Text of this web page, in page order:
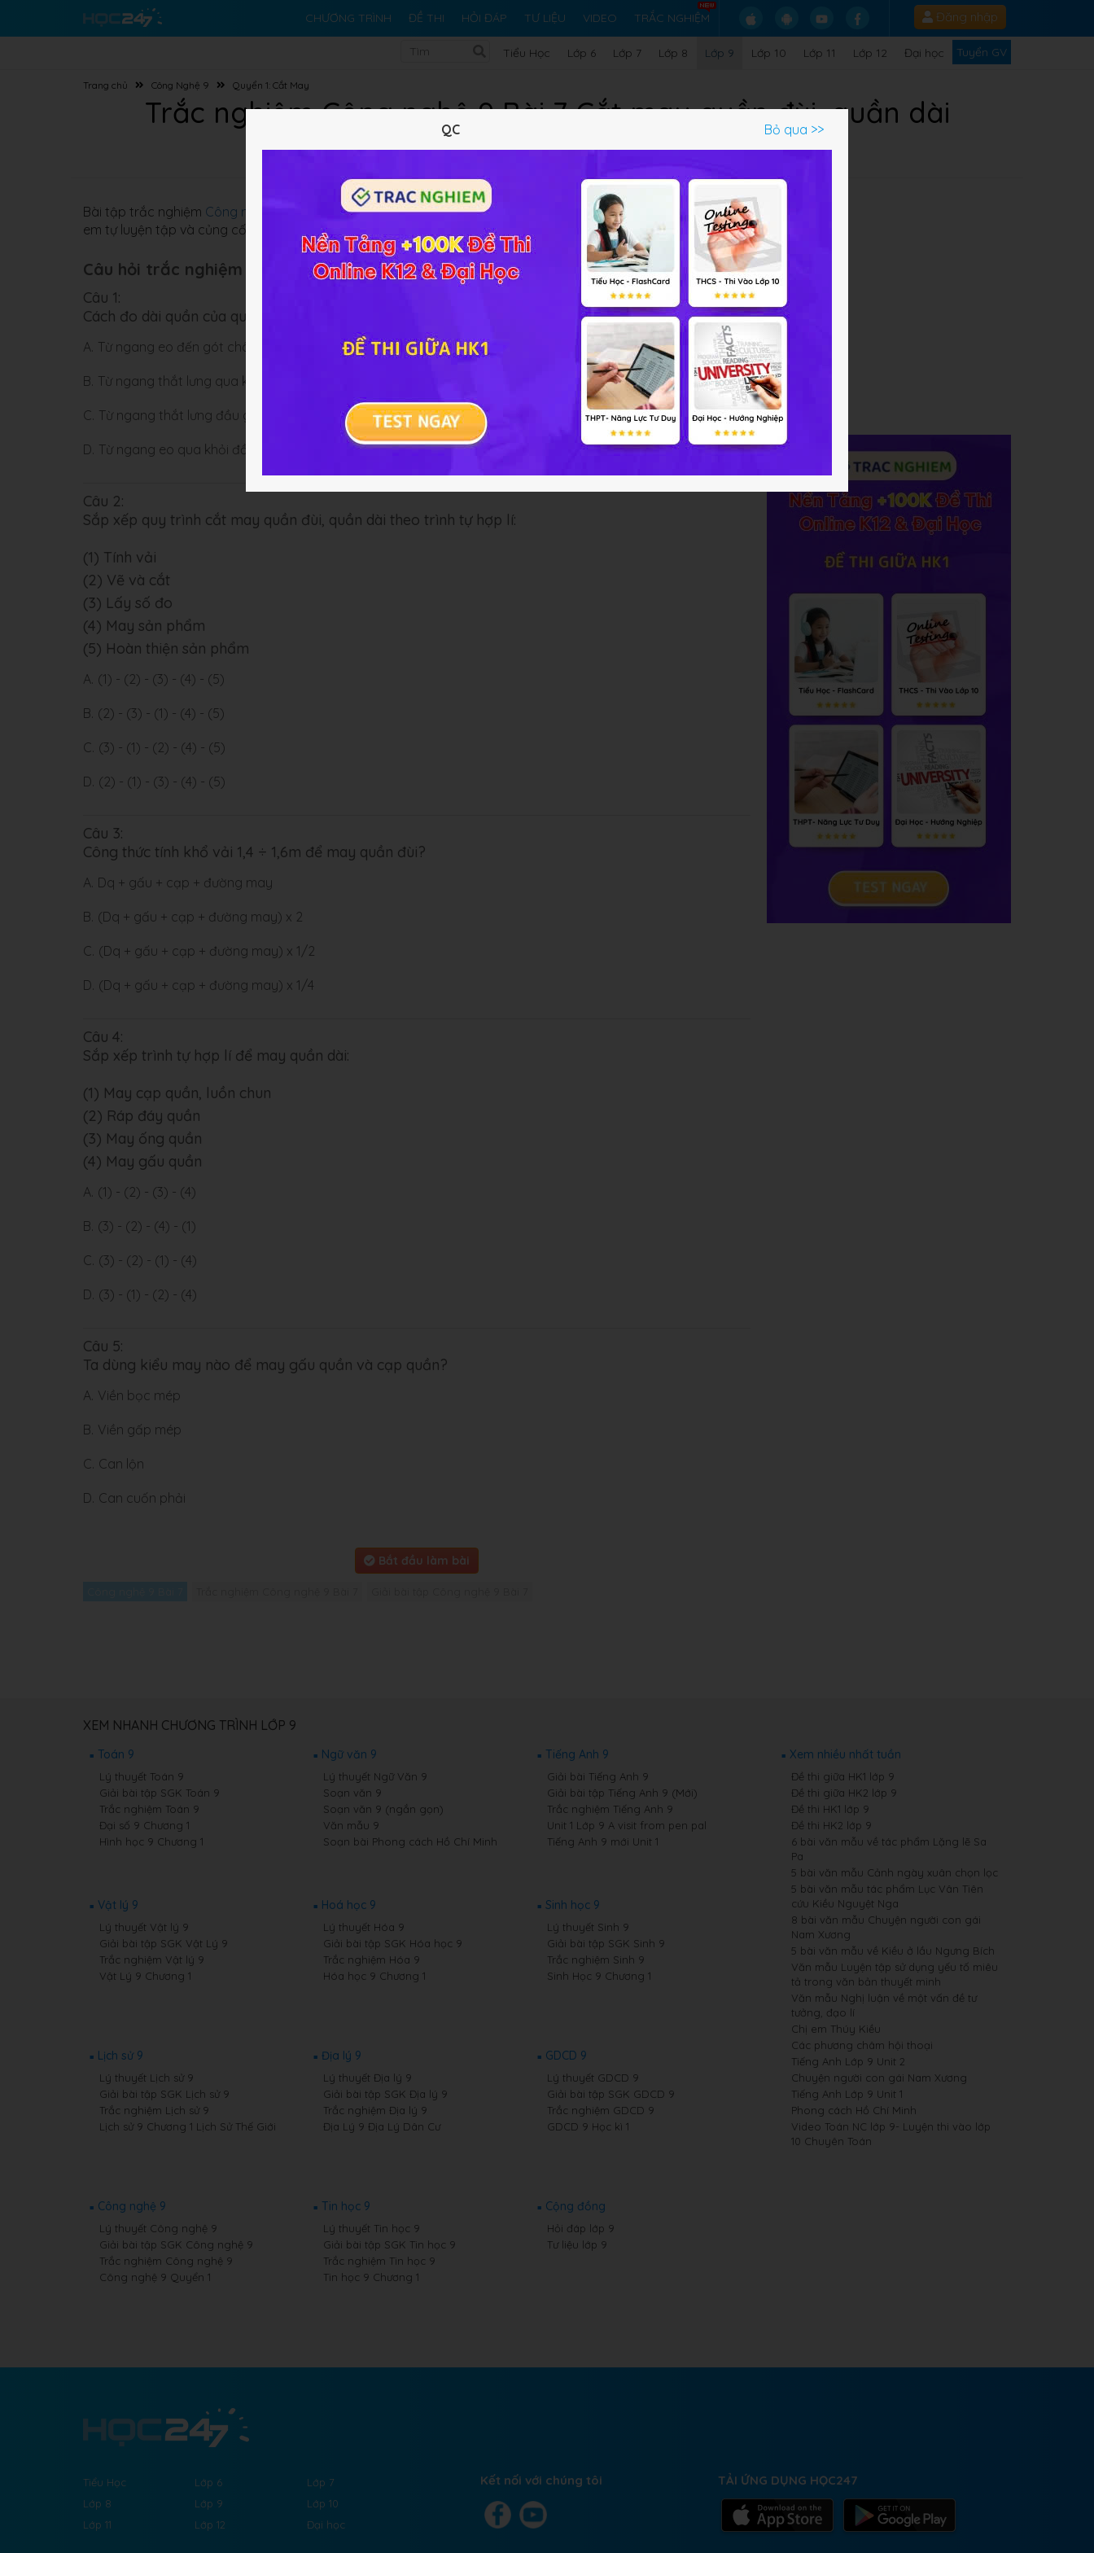
CHƯƠNG TRÌNH ĐỀ THI HỎI ĐÁP TƯ LIỆU VIDEO TRẮC NGHIỆM Đăng nhập
Tiểu Học Lớp 6 Lớp 7 Lớp 8 Lớp 9 Lớp 10 Lớp 11 Lớp 12 Đại học Tuyển GV
Trang chủ Công Nghệ 9 Quyển 1: Cắt May
Trắc nghiệm Công nghệ 9 Bài 7 Cắt may quần đùi, quần dài
Bài tập trắc nghiệm Công nghệ 9 Bài 7 Cắt may quần đùi, quần dài
online đầy đủ đáp án và lời giải giúp các
em tự luyện tập và củng cố kiến thức bài học.
Câu hỏi trắc nghiệm (5 câu):
Câu 1:
Cách đo dài quần của quần đùi là?
A. Từ ngang eo đến gót chân
B. Từ ngang thắt lưng qua khỏi mông khoảng 5cm
C. Từ ngang thắt lưng đầu gối
D. Từ ngang eo qua khỏi đầu gối khoảng 5cm
Câu 2:
Sắp xếp quy trình cắt may quần đùi, quần dài theo trình tự hợp lí:
(1) Tính vải
(2) Vẽ và cắt
(3) Lấy số đo
(4) May sản phẩm
(5) Hoàn thiện sản phẩm
A. (1) - (2) - (3) - (4) - (5)
B. (2) - (3) - (1) - (4) - (5)
C. (3) - (1) - (2) - (4) - (5)
D. (2) - (1) - (3) - (4) - (5)
Câu 3:
Công thức tính khổ vải 1,4 ÷ 1,6m để may quần đùi?
A. Dq + gấu + cạp + đường may
B. (Dq + gấu + cạp + đường may) x 2
C. (Dq + gấu + cạp + đường may) x 1/2
D. (Dq + gấu + cạp + đường may) x 1/4
Câu 4:
Sắp xếp trình tự hợp lí để may quần dài:
(1) May cạp quần, luồn chun
(2) Ráp đáy quần
(3) May ống quần
(4) May gấu quần
A. (1) - (2) - (3) - (4)
B. (3) - (2) - (4) - (1)
C. (3) - (2) - (1) - (4)
D. (3) - (1) - (2) - (4)
Câu 5:
Ta dùng kiểu may nào để may gấu quần và cạp quần?
A. Viền bọc mép
B. Viền gấp mép
C. Can lộn
D. Can cuốn phải
Bắt đầu làm bài
XEM NHANH CHƯƠNG TRÌNH LỚP 9
Toán 9
Lý thuyết Toán 9
Giải bài tập SGK Toán 9
Trắc nghiệm Toán 9
Đại số 9 Chương 1
Hình học 9 Chương 1
Ngữ văn 9
Lý thuyết Ngữ Văn 9
Soạn văn 9
Soạn văn 9 (ngắn gọn)
Văn mẫu 9
Soạn bài Phong cách Hồ Chí Minh
Tiếng Anh 9
Giải bài Tiếng Anh 9
Giải bài tập Tiếng Anh 9 (Mới)
Trắc nghiệm Tiếng Anh 9
Unit 1 Lớp 9 A visit from pen pal
Tiếng Anh 9 mới Unit 1
Vật lý 9
Lý thuyết Vật lý 9
Giải bài tập SGK Vật Lý 9
Trắc nghiệm Vật lý 9
Vật Lý 9 Chương 1
Hoá học 9
Lý thuyết Hóa 9
Giải bài tập SGK Hóa học 9
Trắc nghiệm Hóa 9
Hóa học 9 Chương 1
Sinh học 9
Lý thuyết Sinh 9
Giải bài tập SGK Sinh 9
Trắc nghiệm Sinh 9
Sinh Học 9 Chương 1
Lịch sử 9
Lý thuyết Lịch sử 9
Giải bài tập SGK Lịch sử 9
Trắc nghiệm Lịch sử 9
Lịch sử 9 Chương 1 Lịch Sử Thế Giới
Địa lý 9
Lý thuyết Địa lý 9
Giải bài tập SGK Địa lý 9
Trắc nghiệm Địa lý 9
Địa Lý 9 Địa Lý Dân Cư
GDCD 9
Lý thuyết GDCD 9
Giải bài tập SGK GDCD 9
Trắc nghiệm GDCD 9
GDCD 9 Học kì 1
Công nghệ 9
Lý thuyết Công nghệ 9
Giải bài tập SGK Công nghệ 9
Trắc nghiệm Công nghệ 9
Công nghệ 9 Quyển 1
Tin học 9
Lý thuyết Tin học 9
Giải bài tập SGK Tin học 9
Trắc nghiệm Tin học 9
Tin học 9 Chương 1
Cộng đồng
Hỏi đáp lớp 9
Tư liệu lớp 9
Xem nhiều nhất tuần
Đề thi giữa HK1 lớp 9
Đề thi giữa HK2 lớp 9
Đề thi HK1 lớp 9
Đề thi HK2 lớp 9
6 bài văn mẫu về tác phẩm Lặng lẽ Sa
Pa
5 bài văn mẫu Cảnh ngày xuân chọn lọc
5 bài văn mẫu tác phẩm Lục Vân Tiên
cứu Kiều Nguyệt Nga
8 bài văn mẫu Chuyện người con gái
Nam Xương
5 bài văn mẫu về Kiều ở lầu Ngưng Bích
Văn mẫu Luyện tập sử dụng yếu tố miêu
tả trong văn bản thuyết minh
Văn mẫu Nghị luận về một vấn đề tư
tưởng, đạo lí
Chị em Thúy Kiều
Các phương châm hội thoại
Tiếng Anh Lớp 9 Unit 2
Chuyện người con gái Nam Xương
Tiếng Anh Lớp 9 Unit 1
Phong cách Hồ Chí Minh
Video Toán NC lớp 9- Luyện thi vào lớp
10 Chuyên Toán
Tiểu Học Lớp 6
Lớp 7
Lớp 8
Lớp 9
Lớp 10
Lớp 11
Lớp 12 Đại học
Kết nối với chúng tôi TẢI ỨNG DỤNG HỌC247
QC Bỏ qua >>